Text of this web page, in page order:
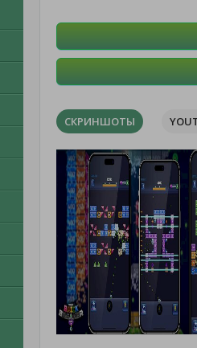
СКРИНШОТЫ